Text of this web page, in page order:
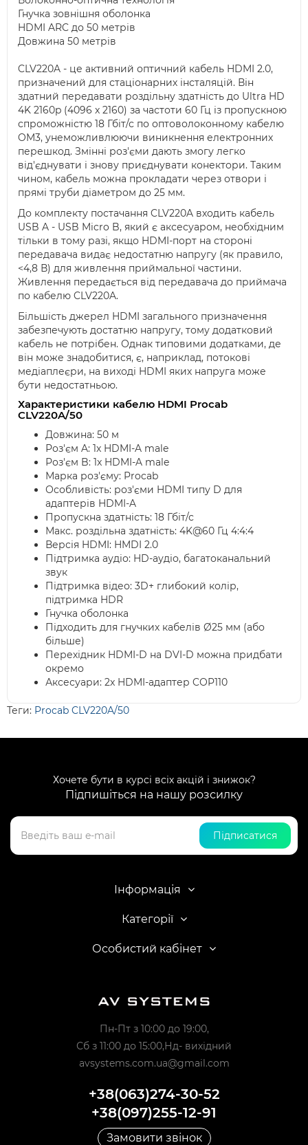
Гнучка зовнішня оболонка
HDMI ARC до 50 метрів
Довжина 50 метрів
CLV220A - це активний оптичний кабель HDMI 2.0,
призначений для стаціонарних інсталяцій. Він
здатний передавати роздільну здатність до Ultra HD
4K 2160p (4096 x 2160) за частоти 60 Гц із пропускною
спроможністю 18 Гбіт/с по оптоволоконному кабелю
OM3, унеможливлюючи виникнення електронних
перешкод. Змінні роз'єми дають змогу легко
від'єднувати і знову приєднувати конектори. Таким
чином, кабель можна прокладати через отвори і
прямі труби діаметром до 25 мм.
До комплекту постачання CLV220A входить кабель
USB A - USB Micro B, який є аксесуаром, необхідним
тільки в тому разі, якщо HDMI-порт на стороні
передавача видає недостатню напругу (як правило,
<4,8 В) для живлення приймальної частини.
Живлення передається від передавача до приймача
по кабелю CLV220A.
Більшість джерел HDMI загального призначення
забезпечують достатню напругу, тому додатковий
кабель не потрібен. Однак типовими додатками, де
він може знадобитися, є, наприклад, потокові
медіаплеєри, на виході HDMI яких напруга може
бути недостатньою.
Характеристики кабелю HDMI Procab
CLV220A/50
Довжина: 50 м
Роз'єм A: 1x HDMI-A male
Роз'єм B: 1x HDMI-A male
Марка роз'єму: Procab
Особливість: роз'єми HDMI типу D для
адаптерів HDMI-A
Пропускна здатність: 18 Гбіт/с
Макс. роздільна здатність: 4K@60 Гц 4:4:4
Версія HDMI: HMDI 2.0
Підтримка аудіо: HD-аудіо, багатоканальний
звук
Підтримка відео: 3D+ глибокий колір,
підтримка HDR
Гнучка оболонка
Підходить для гнучких кабелів Ø25 мм (або
більше)
Перехідник HDMI-D на DVI-D можна придбати
окремо
Аксесуари: 2x HDMI-адаптер COP110
Теги: Procab CLV220A/50
Хочете бути в курсі всіх акцій і знижок?
Підпишіться на нашу розсилку
Підписатися
Інформація
Категорії
Особистий кабінет
Пн-Пт з 10:00 до 19:00,
Сб з 11:00 до 15:00,Нд- вихідний
avsystems.com.ua@gmail.com
+38(063)274-30-52
+38(097)255-12-91
Замовити звінок